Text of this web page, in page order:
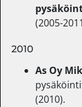
(2005-
2010
As Oy
(2010).